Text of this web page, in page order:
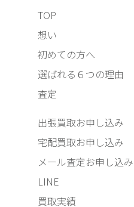
TOP
想い
初めての方へ
選ばれる６つの理由
査定
出張買取お申し込み
宅配買取お申し込み
メール査定お申し込み
LINE
買取実績